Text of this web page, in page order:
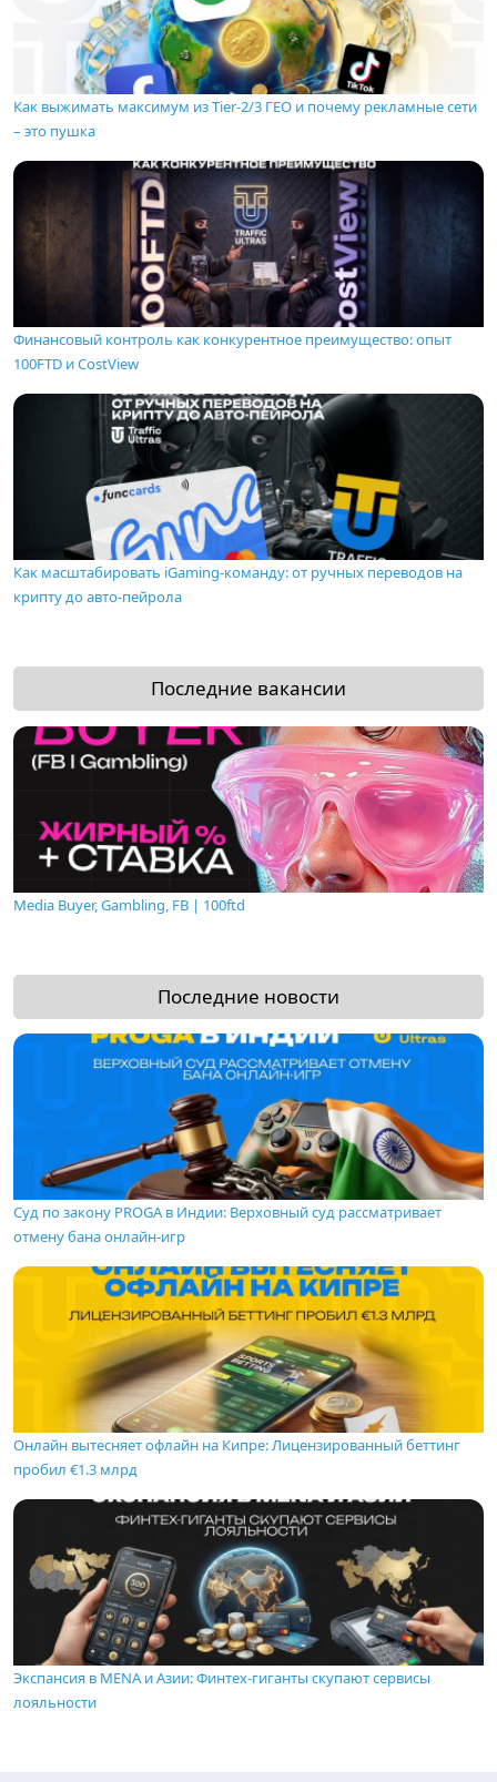
Как выжимать максимум из Tier-2/3 ГЕО и почему рекламные сети
– это пушка
Финансовый контроль как конкурентное преимущество: опыт
100FTD и CostView
Как масштабировать iGaming-команду: от ручных переводов на
крипту до авто-пейрола
Последние вакансии
Media Buyer, Gambling, FB | 100ftd
Последние новости
Суд по закону PROGA в Индии: Верховный суд рассматривает
отмену бана онлайн-игр
Онлайн вытесняет офлайн на Кипре: Лицензированный беттинг
пробил €1.3 млрд
Экспансия в MENA и Азии: Финтех-гиганты скупают сервисы
лояльности